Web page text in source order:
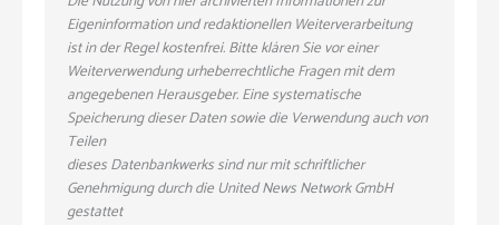
Eigeninformation und redaktionellen Weiterverarbeitung
ist in der Regel kostenfrei. Bitte klären Sie vor einer
Weiterverwendung urheberrechtliche Fragen mit dem
angegebenen Herausgeber. Eine systematische
Speicherung dieser Daten sowie die Verwendung auch von
Teilen
dieses Datenbankwerks sind nur mit schriftlicher
Genehmigung durch die United News Network GmbH
gestattet